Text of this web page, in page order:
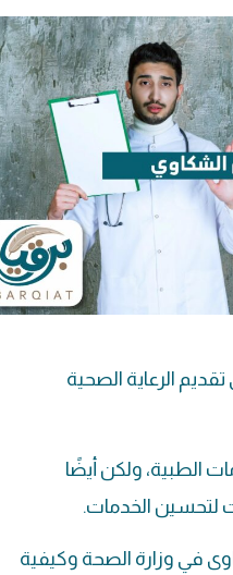
الرعاية الصحية
الطبية، ولكن أيضًا
لتحسين الخدمات.
في وزارة الصحة وكيفية